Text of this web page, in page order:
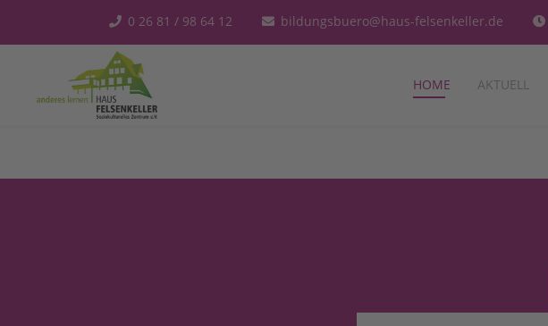
0 26 81 / 98 64 12 bildungsbuero@haus-felsenkeller.de
HOME AKTUELL